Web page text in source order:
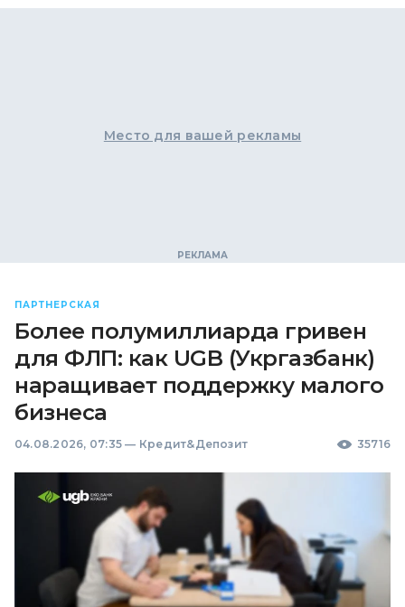
Место для вашей рекламы
ПАРТНЕРСКАЯ
Более полумиллиарда гривен
для ФЛП: как UGB (Укргазбанк)
наращивает поддержку малого
бизнеса
04.08.2026, 07:35 — Кредит&Депозит 35716